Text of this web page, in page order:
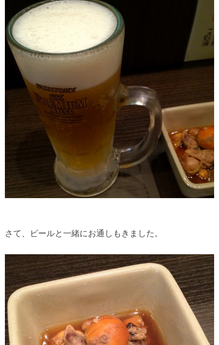
さて、ビールと一緒にお通しもきました。